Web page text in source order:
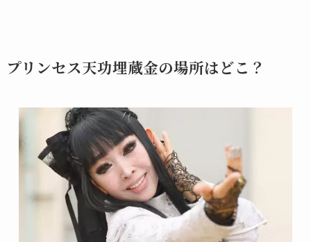
プリンセス天功埋蔵金の場所はどこ？